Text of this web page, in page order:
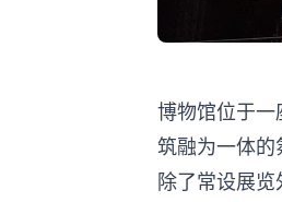
博物馆位于
筑融为一体的
除了常设展